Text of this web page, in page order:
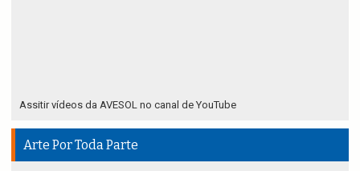
Assitir vídeos da AVESOL no canal de YouTube
Arte Por Toda Parte